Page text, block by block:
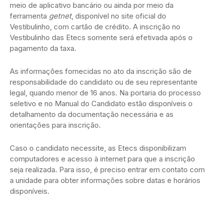
meio de aplicativo bancário ou ainda por meio da
ferramenta getnet, disponível no site oficial do
Vestibulinho, com cartão de crédito. A inscrição no
Vestibulinho das Etecs somente será efetivada após o
pagamento da taxa.
As informações fornecidas no ato da inscrição são de
responsabilidade do candidato ou de seu representante
legal, quando menor de 16 anos. Na portaria do processo
seletivo e no Manual do Candidato estão disponíveis o
detalhamento da documentação necessária e as
orientações para inscrição.
Caso o candidato necessite, as Etecs disponibilizam
computadores e acesso à internet para que a inscrição
seja realizada. Para isso, é preciso entrar em contato com
a unidade para obter informações sobre datas e horários
disponíveis.